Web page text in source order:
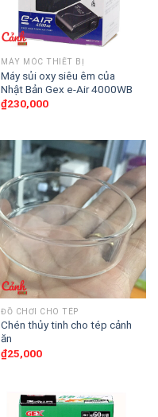
MÁY MÓC THIẾT BỊ
Máy sủi oxy siêu êm của
Nhật Bản Gex e-Air 4000WB
₫230,000
ĐỒ CHƠI CHO TÉP
Chén thủy tinh cho tép cảnh
ăn
₫25,000